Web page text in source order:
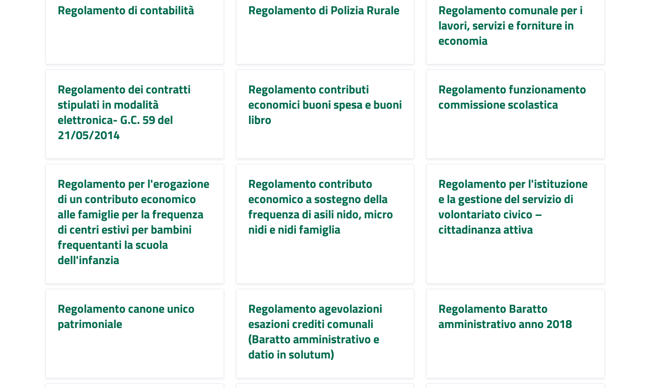
Regolamento di contabilità Regolamento di Polizia Rurale
Regolamento comunale per i
lavori, servizi e forniture in
economia
Regolamento dei contratti
stipulati in modalità
elettronica- G.C. 59 del
21/05/2014
Regolamento contributi
economici buoni spesa e buoni
libro
Regolamento funzionamento
commissione scolastica
Regolamento per l'erogazione
di un contributo economico
alle famiglie per la frequenza
di centri estivi per bambini
frequentanti la scuola
dell'infanzia
Regolamento contributo
economico a sostegno della
frequenza di asili nido, micro
nidi e nidi famiglia
Regolamento per l'istituzione
e la gestione del servizio di
volontariato civico –
cittadinanza attiva
Regolamento canone unico
patrimoniale
Regolamento agevolazioni
esazioni crediti comunali
(Baratto amministrativo e
datio in solutum)
Regolamento Baratto
amministrativo anno 2018